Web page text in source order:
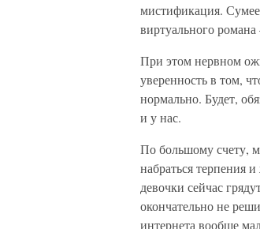
мистификация.
виртуального
При этом нервном
уверенность в том,
нормально. Будет,
и у нас.
По большому счету,
набраться терпения
девочки сейчас
окончательно не
интернета вообще